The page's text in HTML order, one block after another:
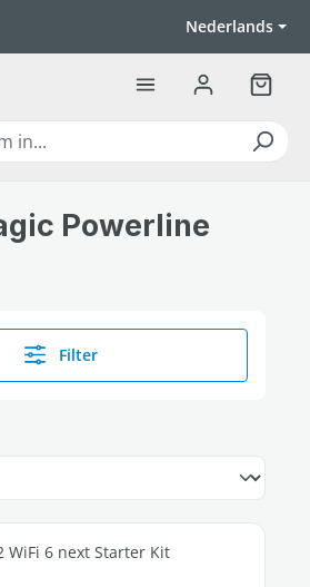
Nederlands
Powerline
Filter